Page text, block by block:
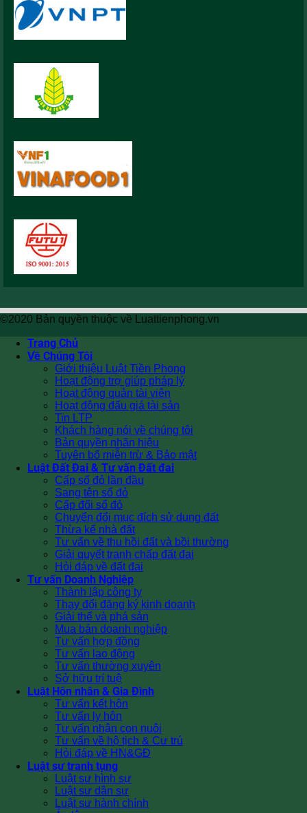
©2020 Bản quyền thuộc về Luattienphong.vn
Trang Chủ
Về Chúng Tôi
Giới thiệu Luật Tiền Phong
Hoạt động trợ giúp pháp lý
Hoạt động quản tài viên
Hoạt động đấu giá tài sản
Tin LTP
Khách hàng nói về chúng tôi
Bản quyền nhãn hiệu
Tuyên bố miễn trừ & Bảo mật
Luật Đất Đai & Tư vấn Đất đai
Cấp sổ đỏ lần đầu
Sang tên sổ đỏ
Cấp đổi sổ đỏ
Chuyển đổi mục đích sử dụng đất
Thừa kế nhà đất
Tư vấn về thu hồi đất và bồi thường
Giải quyết tranh chấp đất đai
Hỏi đáp về đất đai
Tư vấn Doanh Nghiệp
Thành lập công ty
Thay đổi đăng ký kinh doanh
Giải thể và phá sản
Mua bán doanh nghiệp
Tư vấn hợp đồng
Tư vấn lao động
Tư vấn thường xuyên
Sở hữu trí tuệ
Luật Hôn nhân & Gia Đình
Tư vấn kết hôn
Tư vấn ly hôn
Tư vấn nhận con nuôi
Tư vấn về hộ tịch & Cư trú
Hỏi đáp về HN&GĐ
Luật sư tranh tụng
Luật sư hình sự
Luật sư dân sự
Luật sư hành chính